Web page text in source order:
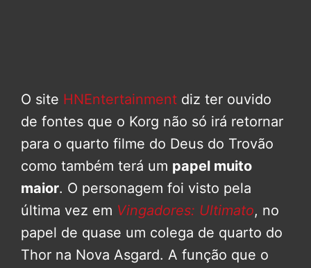
O site HNEntertainment diz ter ouvido
de fontes que o Korg não só irá retornar
para o quarto filme do Deus do Trovão
como também terá um papel muito
maior. O personagem foi visto pela
última vez em Vingadores: Ultimato, no
papel de quase um colega de quarto do
Thor na Nova Asgard. A função que o